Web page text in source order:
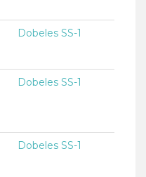
Dobeles SS-1
Dobeles SS-1
Dobeles SS-1